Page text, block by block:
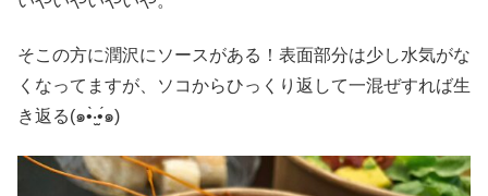
そこの方に潤沢にソースがある！表面部分は少し水気がな
くなってますが、ソコからひっくり返して一混ぜすれば生
き返る(๑•̀‧̫•́๑)